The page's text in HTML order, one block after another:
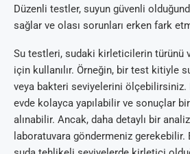
Düzenli testler, suyun güvenli
sağlar ve olası sorunları erken fark
Su testleri, sudaki kirleticilerin türünü
için kullanılır. Örneğin, bir test kitiyle
veya bakteri seviyelerini ölçebilirsiniz.
evde kolayca yapılabilir ve sonuçlar
alınabilir. Ancak, daha detaylı bir
laboratuvara göndermeniz gerekebilir.